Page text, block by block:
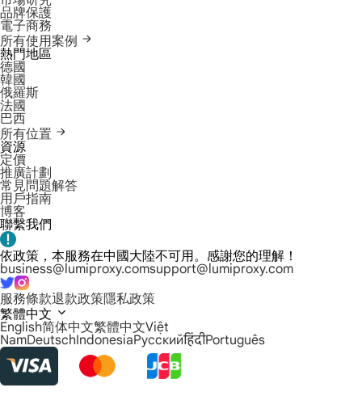
品牌保護
電子商務
所有使用案例
熱門地區
德國
韓國
俄羅斯
法國
巴西
所有位置
資源
定價
推廣計劃
常見問題解答
用戶指南
博客
聯繫我們
依政策，本服務在中國大陸不可用。感謝您的理解！
business@lumiproxy.comsupport@lumiproxy.com
服務條款退款政策隱私政策
繁體中文
English简体中文繁體中文Việt
NamDeutschIndonesiaРусскийहिंदीPortuguês